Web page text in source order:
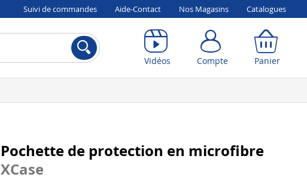
Suivi de commandes Aide-Contact Nos Magasins Catalogues
Vidéos Compte Panier
Pochette de protection en microfibre
XCase
Compte Panier